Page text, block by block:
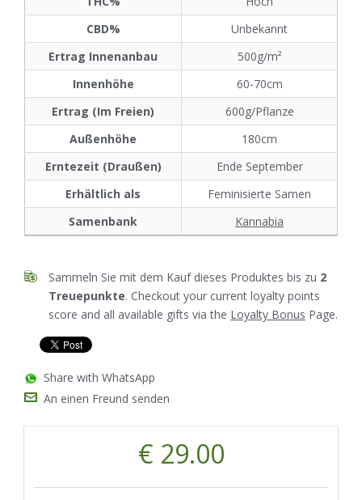
CBD%
Unbekannt
Ertrag Innenanbau
500g/m²
Innenhöhe
60-70cm
Ertrag (Im Freien)
600g/Pflanze
Außenhöhe
180cm
Erntezeit (Draußen)
Ende September
Erhältlich als
Feminisierte Samen
Samenbank
Kannabia
Sammeln Sie mit dem Kauf dieses Produktes bis zu 2
Treuepunkte. Checkout your current loyalty points
score and all available gifts via the Loyalty Bonus Page.
Share with WhatsApp
An einen Freund senden
€ 29.00